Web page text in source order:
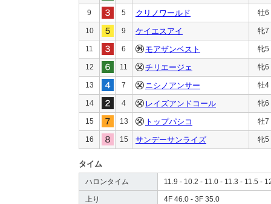
9 5 クリノワールド 牡6
10 9 ケイエスアイ 牝7
11 6 モアザンベスト 牝5
12 11 チリエージェ 牝6
13 7 ニシノアンサー 牡4
14 4 レイズアンドコール 牝6
15 13 トップパシコ 牡7
16 15 サンデーサンライズ 牝5
タイム
ハロンタイム 11.9 - 10.2 - 11.0 - 11.3 - 11.5 -
上り 4F 46.0 - 3F 35.0